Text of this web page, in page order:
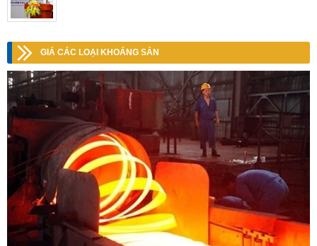
GIÁ CÁC LOẠI KHOÁNG SẢN